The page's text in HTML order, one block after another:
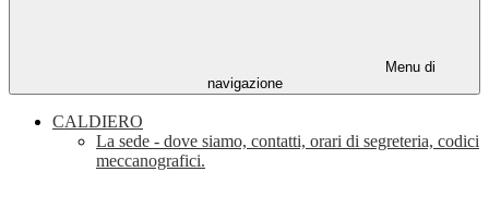
Menu di
navigazione
CALDIERO
La sede - dove siamo, contatti, orari di segreteria, codici
meccanografici.